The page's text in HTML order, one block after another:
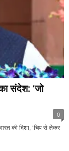
संदेश: ‘जो
0
की दिशा, ‘चिप से लेकर